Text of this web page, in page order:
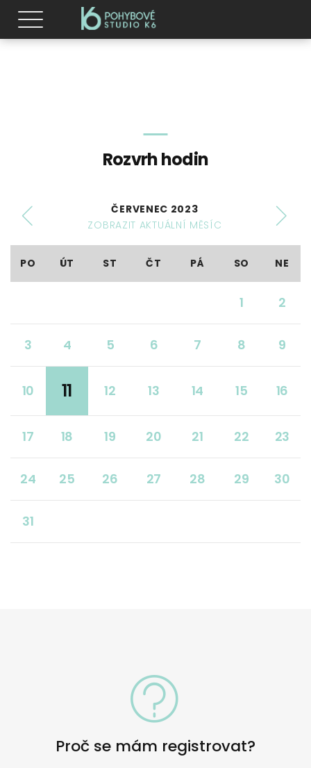
Rozvrh hodin
ČERVENEC 2023
ZOBRAZIT AKTUÁLNÍ MĚSÍC
PO ÚT ST ČT PÁ SO NE
1 2
3 4 5 6 7 8 9
10 11 12 13 14 15 16
17 18 19 20 21 22 23
24 25 26 27 28 29 30
31
Proč se mám registrovat?